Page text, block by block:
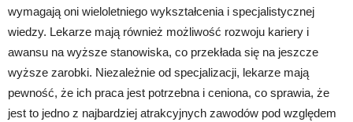
wymagają oni wieloletniego wykształcenia i specjalistycznej
wiedzy. Lekarze mają również możliwość rozwoju kariery i
awansu na wyższe stanowiska, co przekłada się na jeszcze
wyższe zarobki. Niezależnie od specjalizacji, lekarze mają
pewność, że ich praca jest potrzebna i ceniona, co sprawia, że
jest to jedno z najbardziej atrakcyjnych zawodów pod względem